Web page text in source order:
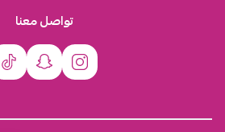
تواصل معنا